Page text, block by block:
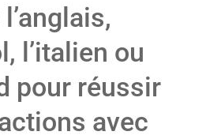
l’italien ou
pour réussir
avec